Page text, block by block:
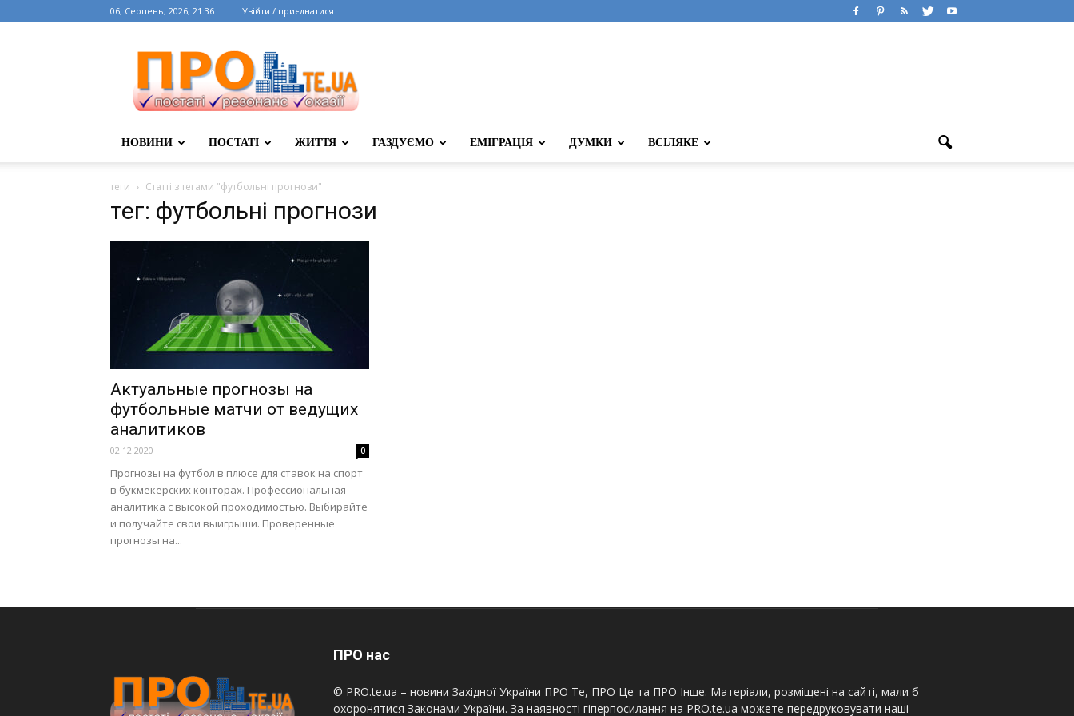
06, Серпень, 2026, 21:36 Увійти / приєднатися
НОВИНИ ПОСТАТІ ЖИТТЯ ГАЗДУЄМО ЕМІГРАЦІЯ ДУМКИ ВСІЛЯКЕ
теги Статті з тегами "футбольні прогнози"
тег: футбольні прогнози
Актуальные прогнозы на
футбольные матчи от ведущих
аналитиков
02.12.2020 0
Прогнозы на футбол в плюсе для ставок на спорт
в букмекерских конторах. Профессиональная
аналитика с высокой проходимостью. Выбирайте
и получайте свои выигрыши. Проверенные
прогнозы на...
ПРО нас
© PRO.te.ua – новини Західної України ПРО Те, ПРО Це та ПРО Інше. Матеріали, розміщені на сайті, мали б
охоронятися Законами України. За наявності гіперпосилання на PRO.te.ua можете передруковувати наші